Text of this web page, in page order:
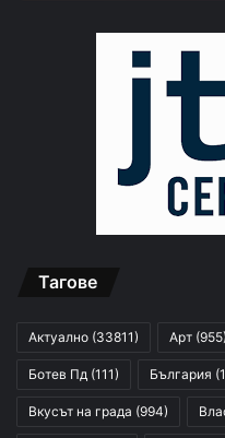
Тагове
Актуално (33811) Арт (955)
Ботев Пд (111) България
Вкусът на града (994)